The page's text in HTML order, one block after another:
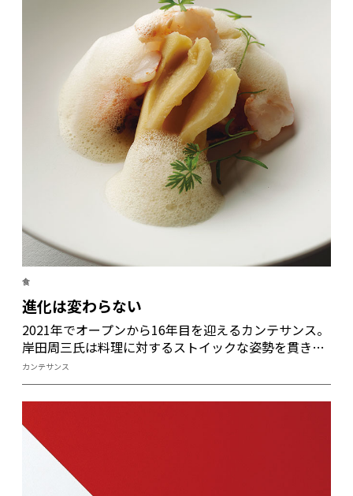
食
進化は変わらない
2021年でオープンから16年目を迎えるカンテサンス。
岸田周三氏は料理に対するストイックな姿勢を貫きな
がら、レストランシーンのトップを走り続けてきた。
コロナ禍に際しても、また業界で「サステナブル」の
思想が新潮流を作り出しても姿勢はブレない。「これ
ない自信が感じられる。
カンテサンス